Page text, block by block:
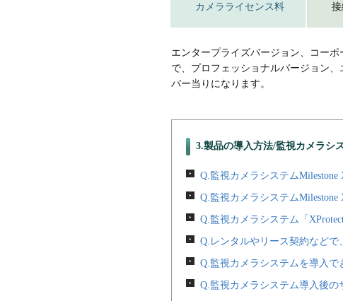
カメラライセンス料
エンタープライズバージョン、コー
で、プロフェッショナルバージョン
バー当りになります。
3.製品の導入方法/監視カメラシ
Q.監視カメラシステムMilestone
Q.監視カメラシステムMilestone
Q.監視カメラシステム「
Q.レンタルやリース契約など
Q.監視カメラシステムを導入で
Q.監視カメラシステム導入後の